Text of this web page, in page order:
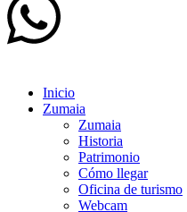
Inicio
Zumaia
Zumaia
Historia
Patrimonio
Cómo llegar
Oficina de turismo
Webcam